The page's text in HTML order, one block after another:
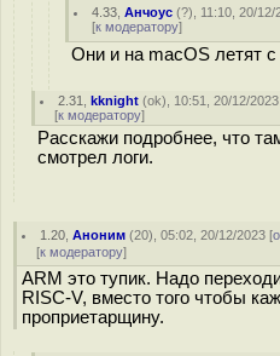
4.33 ,Анчоус (?), 11:10, 20/12/
[к модератору]
Они и на macOS летят
2.31 ,kknight (ok), 10:51, 20/12/
[к модератору]
Расскажи подробнее, что
смотрел логи.
1.20 ,Аноним (20), 05:02, 20/12/2023 [
[к модератору]
ARM это тупик. Надо
RISC-V, вместо того чтобы
проприетарщину.